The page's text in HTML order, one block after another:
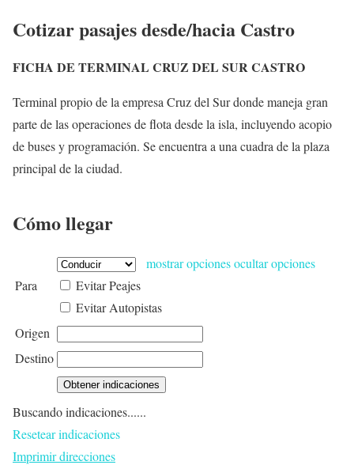
Cotizar pasajes desde/hacia Castro
FICHA DE TERMINAL CRUZ DEL SUR CASTRO
Terminal propio de la empresa Cruz del Sur donde maneja gran
parte de las operaciones de flota desde la isla, incluyendo acopio
de buses y programación. Se encuentra a una cuadra de la plaza
principal de la ciudad.
Cómo llegar
Para
mostrar opcionesocultar opciones
Evitar Peajes
Evitar Autopistas
Origen
Destino
Buscando indicaciones......
Resetear indicaciones
Imprimir direcciones